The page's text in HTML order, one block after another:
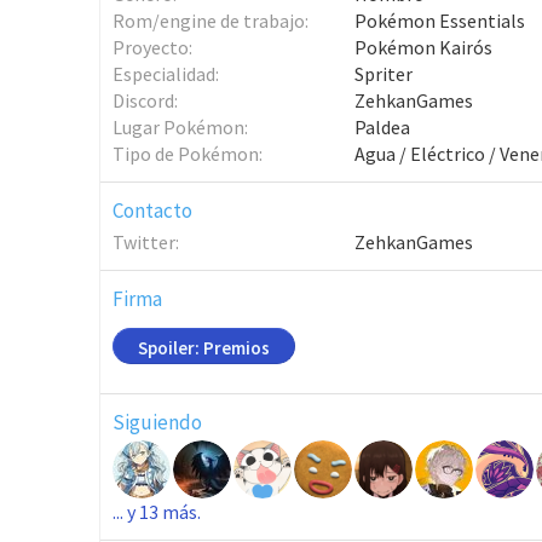
Rom/engine de trabajo
Pokémon Essentials
Proyecto
Pokémon Kairós
Especialidad
Spriter
Discord
ZehkanGames
Lugar Pokémon
Paldea
Tipo de Pokémon
Agua / Eléctrico /
Contacto
Twitter ZehkanGames
Firma
Spoiler: Premios
Siguiendo
... y 13 más.